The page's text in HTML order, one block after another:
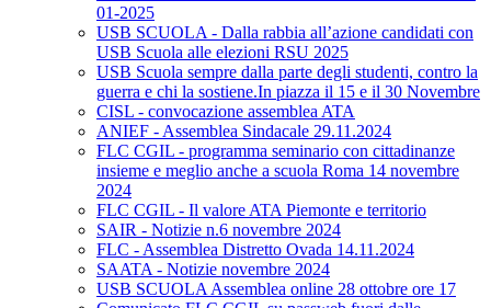
01-2025
USB SCUOLA - Dalla rabbia all’azione candidati con
USB Scuola alle elezioni RSU 2025
USB Scuola sempre dalla parte degli studenti, contro la
guerra e chi la sostiene.In piazza il 15 e il 30 Novembre
CISL - convocazione assemblea ATA
ANIEF - Assemblea Sindacale 29.11.2024
FLC CGIL - programma seminario con cittadinanze
insieme e meglio anche a scuola Roma 14 novembre
2024
FLC CGIL - Il valore ATA Piemonte e territorio
SAIR - Notizie n.6 novembre 2024
FLC - Assemblea Distretto Ovada 14.11.2024
SAATA - Notizie novembre 2024
USB SCUOLA Assemblea online 28 ottobre ore 17